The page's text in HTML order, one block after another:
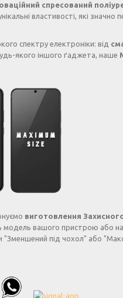
спресований
властивості, які
спектру електроніки: від
якого іншого ґаджета, наше
виготовлення
модель вашого пристрою або
під чохол" або